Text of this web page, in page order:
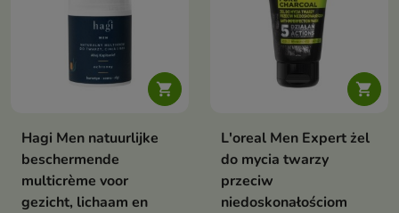

Hagi Men natuurlijke
beschermende
multicrème voor
gezicht, lichaam en

L'oreal Men Expert żel
do mycia twarzy
przeciw
niedoskonałościom